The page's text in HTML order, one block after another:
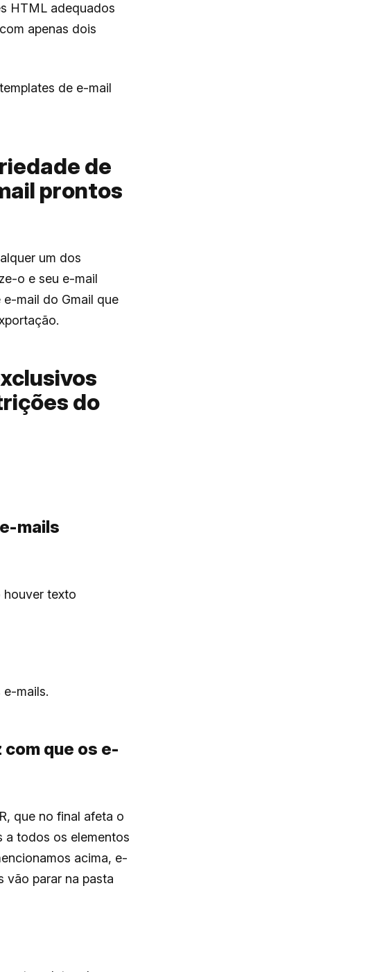
HTML adequados
apenas dois
de e-mail
de
prontos
um dos
o e seu e-mail
mail do Gmail que
do
mails
houver texto
mails.
que os e-
que no final afeta o
a todos os elementos
acima, e-
vão parar na pasta